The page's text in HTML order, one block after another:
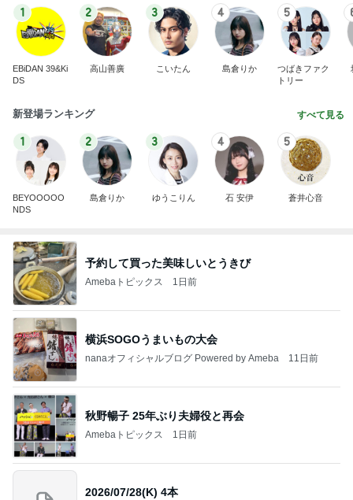
1
EBiDAN 39&Ki
DS
2
高山善廣
3
こいたん
4
島倉りか
5
つばきファク
トリー
新登場ランキング すべて見る
1
BEYOOOOO
NDS
2
島倉りか
3
ゆうこりん
4
石 安伊
5
蒼井心音
予約して買った美味しいとうきび
Amebaトピックス 1日前
横浜SOGOうまいもの大会
nanaオフィシャルブログ Powered by Ameba 11日前
秋野暢子 25年ぶり夫婦役と再会
Amebaトピックス 1日前
2026/07/28(K) 4本